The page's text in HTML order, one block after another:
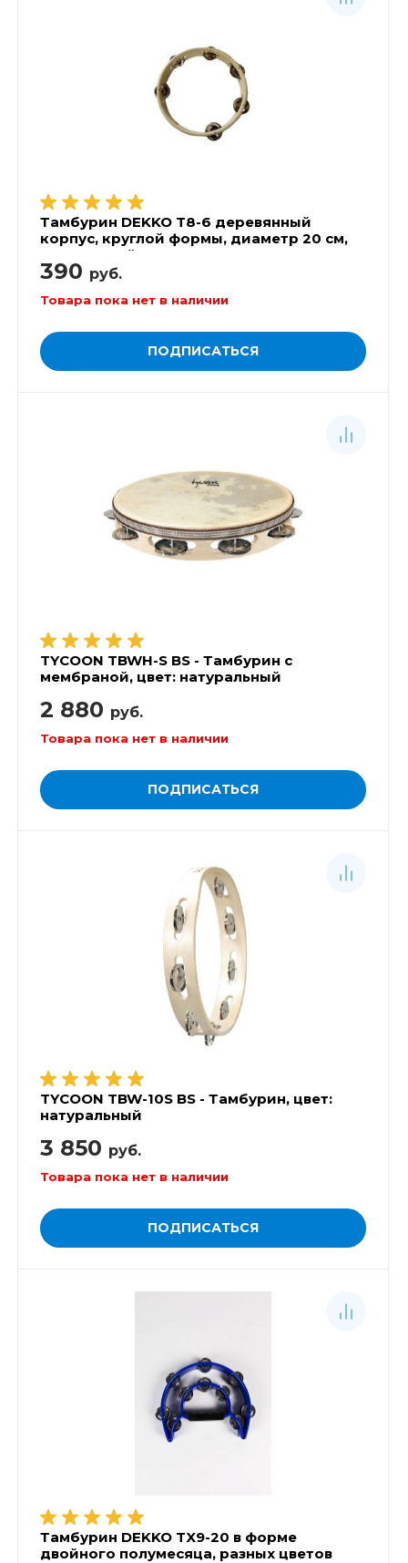
Тамбурин DEKKO T8-6 деревянный
корпус, круглой формы, диаметр 20 см,
деревянный корпус, 4 пары тарелочек
390 руб.
Товара пока нет в наличии
ПОДПИСАТЬСЯ
TYCOON TBWH-S BS - Тамбурин с
мембраной, цвет: натуральный
2 880 руб.
Товара пока нет в наличии
ПОДПИСАТЬСЯ
TYCOON TBW-10S BS - Тамбурин, цвет:
натуральный
3 850 руб.
Товара пока нет в наличии
ПОДПИСАТЬСЯ
Тамбурин DEKKO TX9-20 в форме
двойного полумесяца, разных цветов